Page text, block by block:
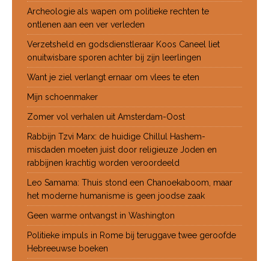
Archeologie als wapen om politieke rechten te
ontlenen aan een ver verleden
Verzetsheld en godsdienstleraar Koos Caneel liet
onuitwisbare sporen achter bij zijn leerlingen
Want je ziel verlangt ernaar om vlees te eten
Mijn schoenmaker
Zomer vol verhalen uit Amsterdam-Oost
Rabbijn Tzvi Marx: de huidige Chillul Hashem-
misdaden moeten juist door religieuze Joden en
rabbijnen krachtig worden veroordeeld
Leo Samama: Thuis stond een Chanoekaboom, maar
het moderne humanisme is geen joodse zaak
Geen warme ontvangst in Washington
Politieke impuls in Rome bij teruggave twee geroofde
Hebreeuwse boeken